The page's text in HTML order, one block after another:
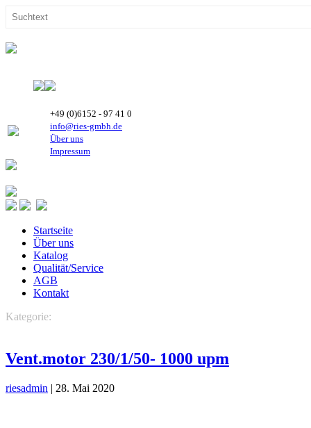
+49 (0)6152 - 97 41 0
info@ries-gmbh.de
Über uns
Impressum
Startseite
Über uns
Katalog
Qualität/Service
AGB
Kontakt
Kategorie:
Vent.motor 230/1/50- 1000 upm
riesadmin | 28. Mai 2020